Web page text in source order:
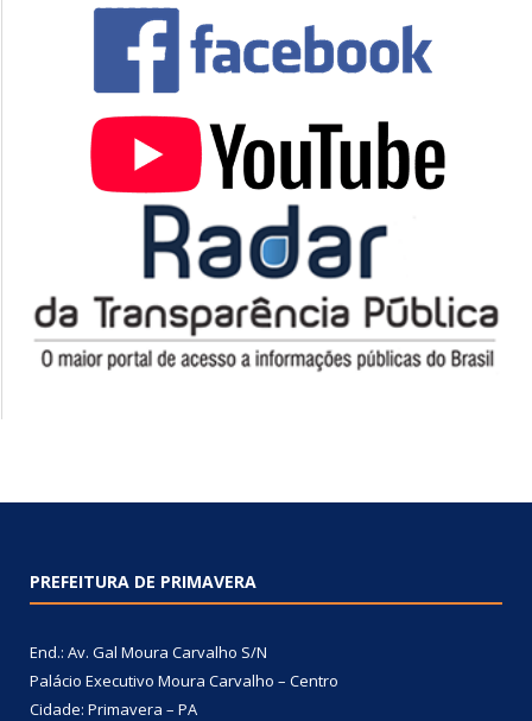
PREFEITURA DE PRIMAVERA
End.: Av. Gal Moura Carvalho S/N
Palácio Executivo Moura Carvalho – Centro
Cidade: Primavera – PA